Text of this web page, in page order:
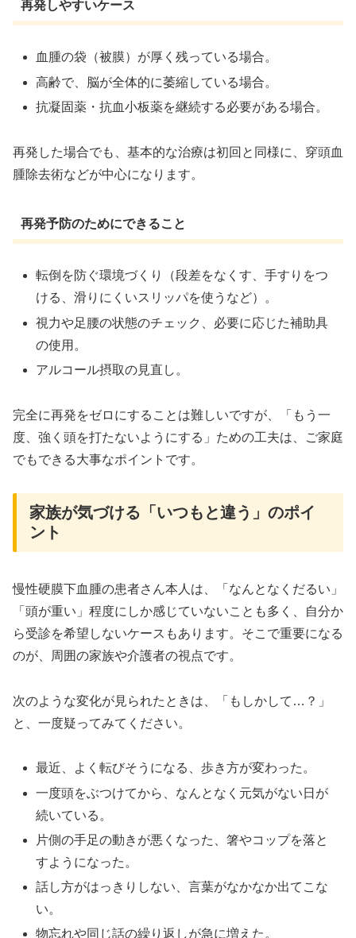
再発しやすいケース
血腫の袋（被膜）が厚く残っている場合。
高齢で、脳が全体的に萎縮している場合。
抗凝固薬・抗血小板薬を継続する必要がある場合。
再発した場合でも、基本的な治療は初回と同様に、穿頭血
腫除去術などが中心になります。
再発予防のためにできること
転倒を防ぐ環境づくり（段差をなくす、手すりをつ
ける、滑りにくいスリッパを使うなど）。
視力や足腰の状態のチェック、必要に応じた補助具
の使用。
アルコール摂取の見直し。
完全に再発をゼロにすることは難しいですが、「もう一
度、強く頭を打たないようにする」ための工夫は、ご家庭
でもできる大事なポイントです。
家族が気づける「いつもと違う」のポイ
ント
慢性硬膜下血腫の患者さん本人は、「なんとなくだるい」
「頭が重い」程度にしか感じていないことも多く、自分か
ら受診を希望しないケースもあります。そこで重要になる
のが、周囲の家族や介護者の視点です。
次のような変化が見られたときは、「もしかして…？」
と、一度疑ってみてください。
最近、よく転びそうになる、歩き方が変わった。
一度頭をぶつけてから、なんとなく元気がない日が
続いている。
片側の手足の動きが悪くなった、箸やコップを落と
すようになった。
話し方がはっきりしない、言葉がなかなか出てこな
い。
物忘れや同じ話の繰り返しが急に増えた。